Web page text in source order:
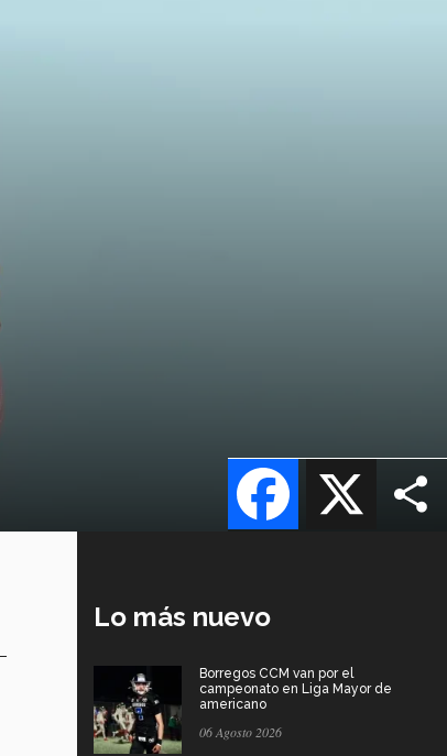
X
Facebook
Lo más nuevo
Borregos CCM van por el
campeonato en Liga Mayor de
americano
06 Agosto 2026